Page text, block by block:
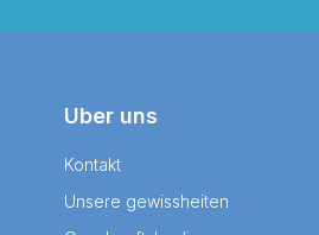
Uber uns
Kontakt
Unsere gewissheiten